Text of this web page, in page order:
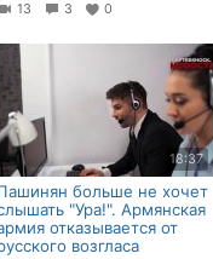
13 3 0
18:37
больше не хочет
"Ура!". Армянская
отказывается от
возгласа